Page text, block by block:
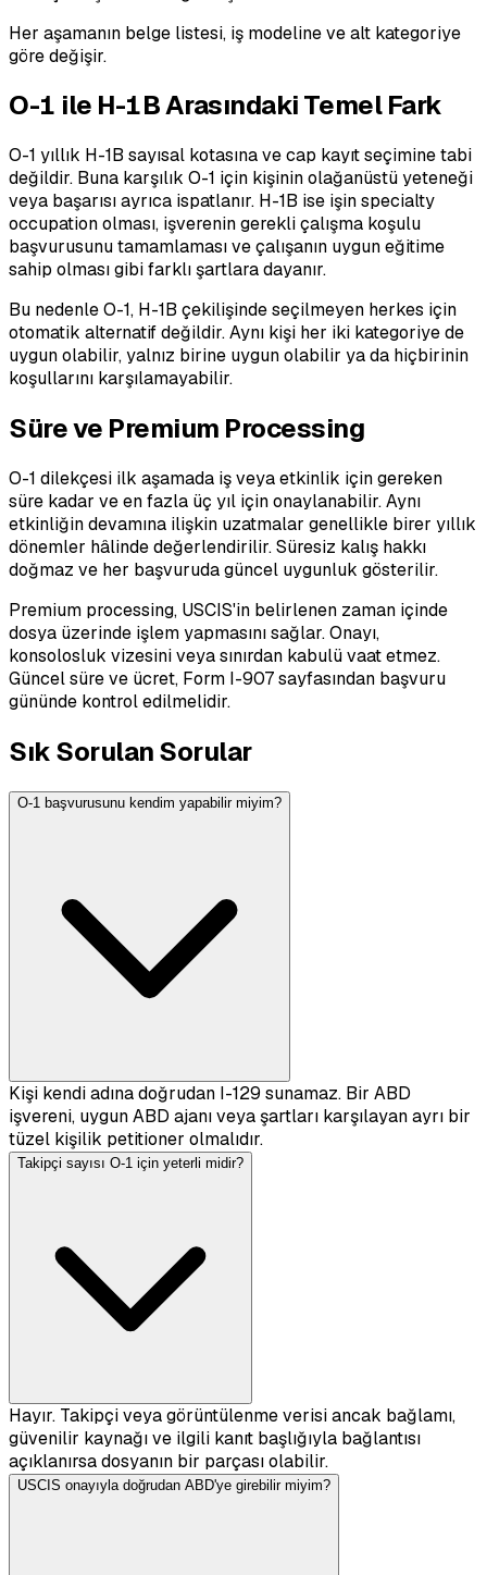
Her aşamanın belge listesi, iş modeline ve alt kategoriye
göre değişir.
O-1 ile H-1B Arasındaki Temel Fark
O-1 yıllık H-1B sayısal kotasına ve cap kayıt seçimine tabi
değildir. Buna karşılık O-1 için kişinin olağanüstü yeteneği
veya başarısı ayrıca ispatlanır. H-1B ise işin specialty
occupation olması, işverenin gerekli çalışma koşulu
başvurusunu tamamlaması ve çalışanın uygun eğitime
sahip olması gibi farklı şartlara dayanır.
Bu nedenle O-1, H-1B çekilişinde seçilmeyen herkes için
otomatik alternatif değildir. Aynı kişi her iki kategoriye de
uygun olabilir, yalnız birine uygun olabilir ya da hiçbirinin
koşullarını karşılamayabilir.
Süre ve Premium Processing
O-1 dilekçesi ilk aşamada iş veya etkinlik için gereken
süre kadar ve en fazla üç yıl için onaylanabilir. Aynı
etkinliğin devamına ilişkin uzatmalar genellikle birer yıllık
dönemler hâlinde değerlendirilir. Süresiz kalış hakkı
doğmaz ve her başvuruda güncel uygunluk gösterilir.
Premium processing, USCIS'in belirlenen zaman içinde
dosya üzerinde işlem yapmasını sağlar. Onayı,
konsolosluk vizesini veya sınırdan kabulü vaat etmez.
Güncel süre ve ücret, Form I-907 sayfasından başvuru
gününde kontrol edilmelidir.
Sık Sorulan Sorular
O-1 başvurusunu kendim yapabilir miyim?
Kişi kendi adına doğrudan I-129 sunamaz. Bir ABD
işvereni, uygun ABD ajanı veya şartları karşılayan ayrı bir
tüzel kişilik petitioner olmalıdır.
Takipçi sayısı O-1 için yeterli midir?
Hayır. Takipçi veya görüntülenme verisi ancak bağlamı,
güvenilir kaynağı ve ilgili kanıt başlığıyla bağlantısı
açıklanırsa dosyanın bir parçası olabilir.
USCIS onayıyla doğrudan ABD'ye girebilir miyim?